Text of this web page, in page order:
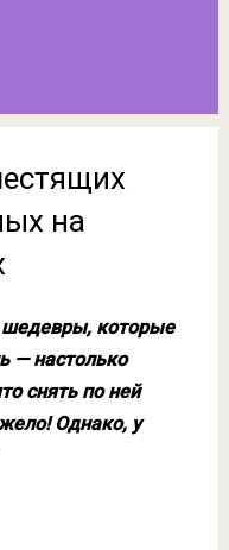
на
которые
— настолько
снять по ней
Однако, у